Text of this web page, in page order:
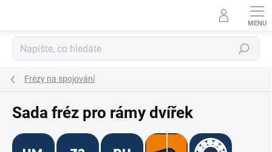
Hledat
Frézy na spojování
Sada fréz pro rámy dvířek